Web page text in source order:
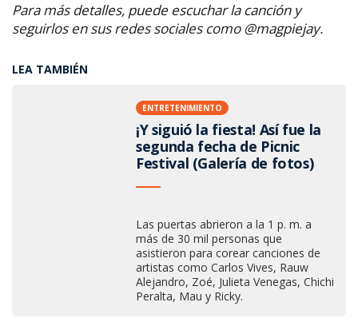
Para más detalles, puede escuchar la canción y
seguirlos en sus redes sociales como @magpiejay.
LEA TAMBIÉN
ENTRETENIMIENTO
¡Y siguió la fiesta! Así fue la
segunda fecha de Picnic
Festival (Galería de fotos)
Las puertas abrieron a la 1 p. m. a
más de 30 mil personas que
asistieron para corear canciones de
artistas como Carlos Vives, Rauw
Alejandro, Zoé, Julieta Venegas, Chichi
Peralta, Mau y Ricky.